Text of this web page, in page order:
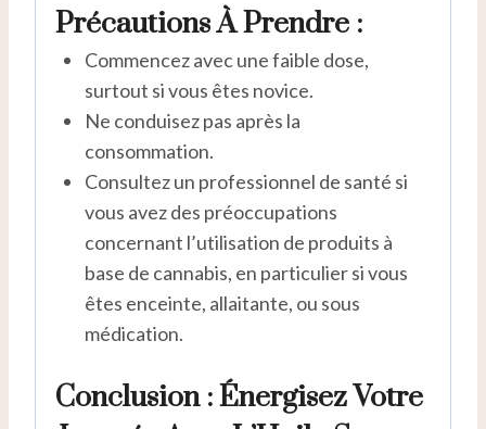
Précautions À Prendre :
Commencez avec une faible dose,
surtout si vous êtes novice.
Ne conduisez pas après la
consommation.
Consultez un professionnel de santé si
vous avez des préoccupations
concernant l’utilisation de produits à
base de cannabis, en particulier si vous
êtes enceinte, allaitante, ou sous
médication.
Conclusion : Énergisez Votre